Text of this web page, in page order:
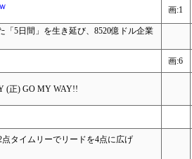
画:1
5日間」を生き延び、8520億ドル企業
画:6
(正) GO MY WAY!!
タイムリーでリードを4点に広げ